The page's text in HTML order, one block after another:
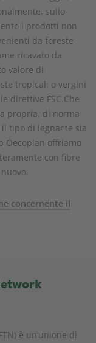
sullo
i prodotti non
da foreste
ricavato da
valore di
tropicali o vergini
direttive FSC.Che
propria, di norma
tipo di legname sia
Oecoplan offriamo
con fibre
concernente il
è un’unione di